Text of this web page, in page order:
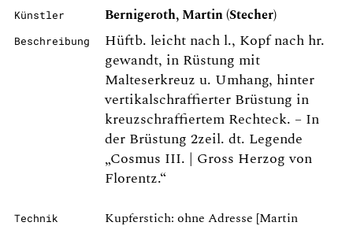
Künstler Bernigeroth, Martin (Stecher)
Beschreibung
Hüftb. leicht nach l., Kopf nach hr.
gewandt, in Rüstung mit
Malteserkreuz u. Umhang, hinter
vertikalschraffierter Brüstung in
kreuzschraffiertem Rechteck. – In
der Brüstung 2zeil. dt. Legende
„Cosmus III. | Gross Herzog von
Florentz.“
Technik
Kupferstich: ohne Adresse [Martin